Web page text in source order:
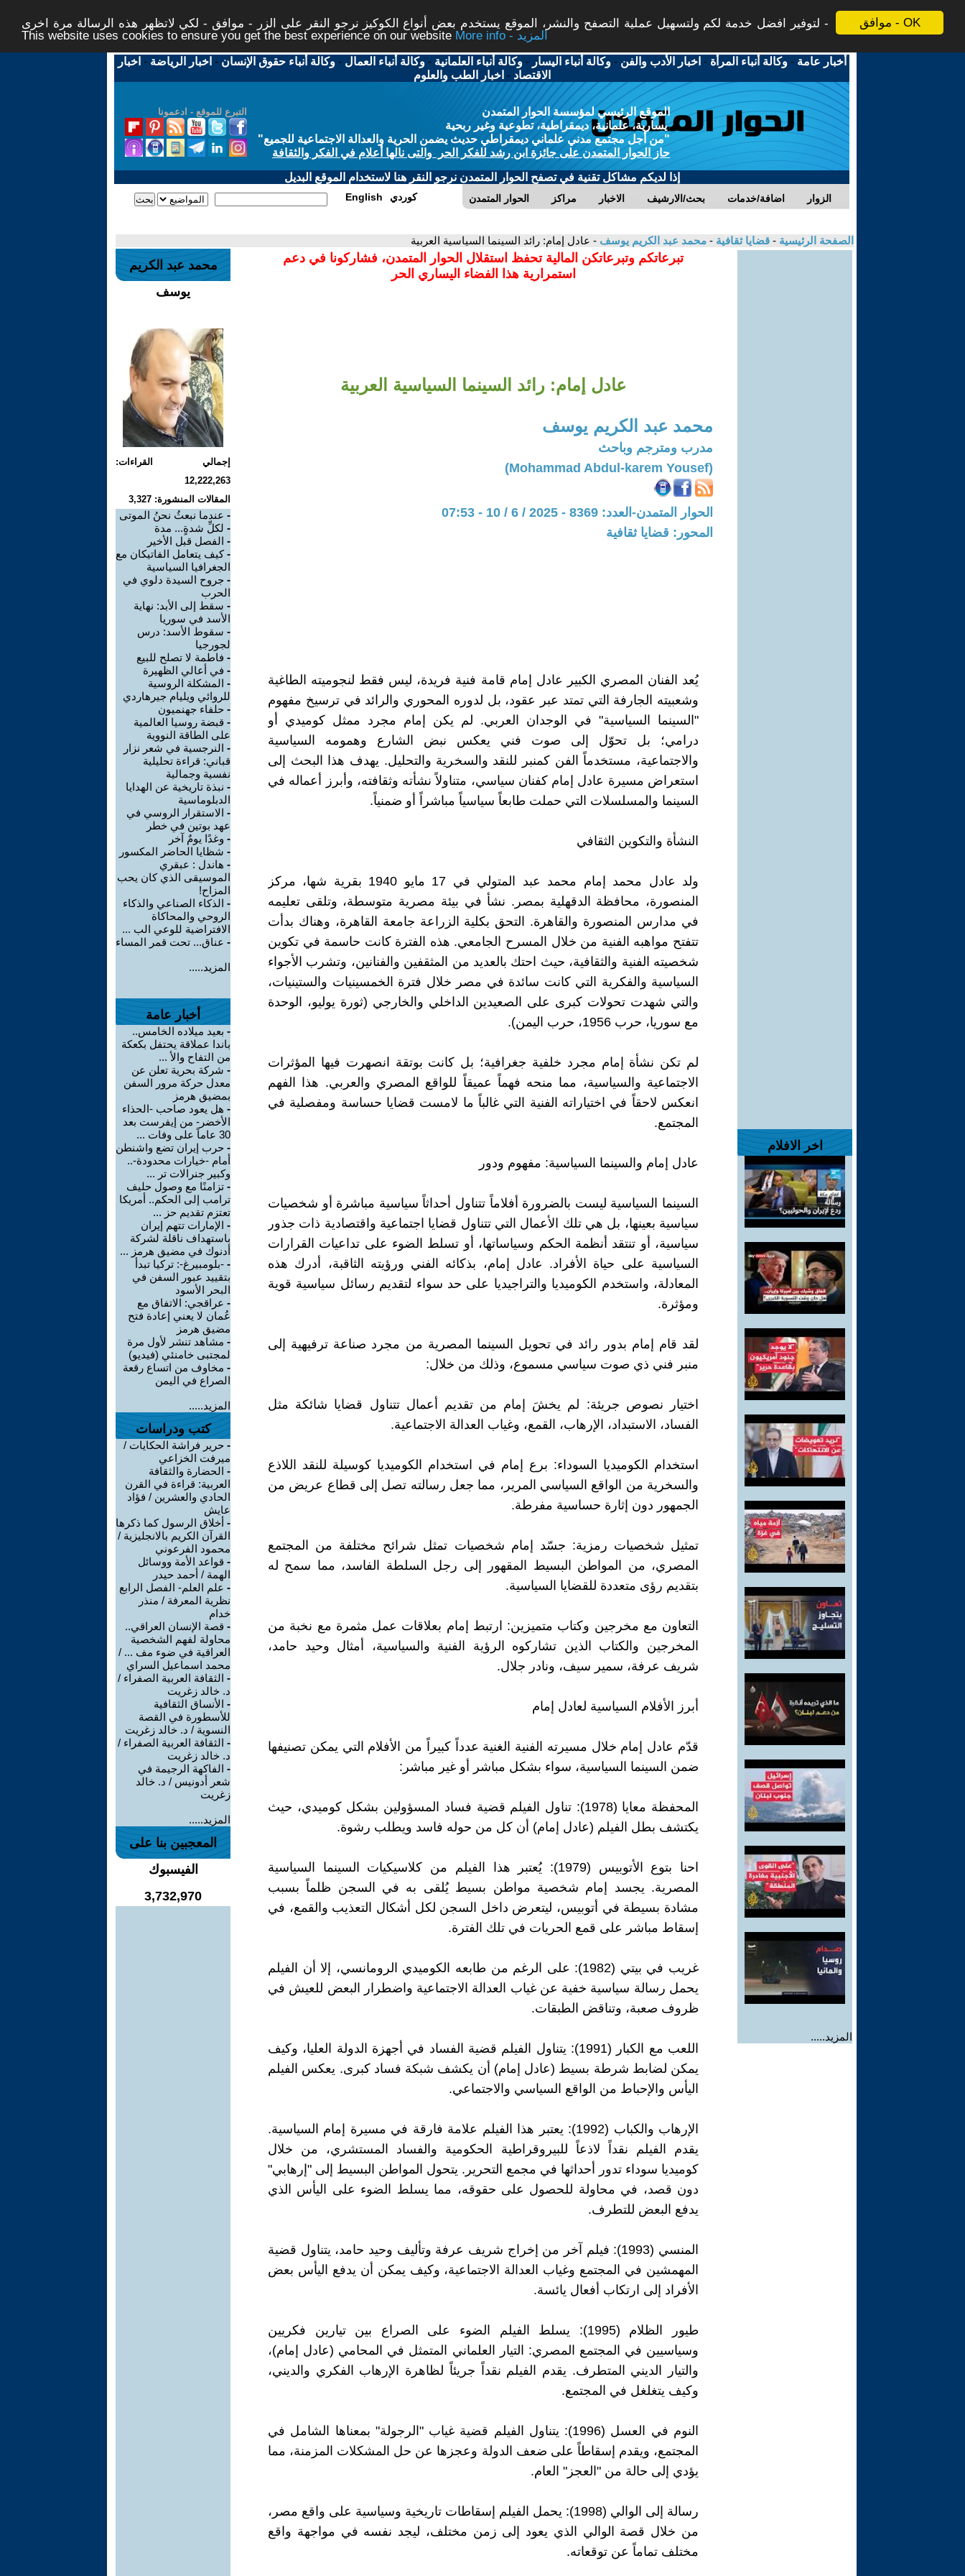
موافق - OK
لتوفير افضل خدمة لكم ولتسهيل عملية التصفح والنشر، الموقع يستخدم بعض أنواع الكوكيز نرجو النقر على الزر - موافق - لكي لاتظهر هذه الرسالة مرة اخرى -
This website uses cookies to ensure you get the best experience on our website
More info - المزيد
أخبار عامة -وكالة أنباء المرأة - اخبار الأدب والفن -وكالة أنباء اليسار -وكالة أنباء العلمانية -وكالة أنباء العمال -وكالة أنباء حقوق الإنسان - اخبار الرياضة - اخبار
الاقتصاد - اخبار الطب والعلوم
التبرع للموقع - ادعمونا
الموقع الرئيسي لمؤسسة الحوار المتمدن
يسارية، علمانية، ديمقراطية، تطوعية وغير ربحية
"من أجل مجتمع مدني علماني ديمقراطي حديث يضمن الحرية والعدالة الاجتماعية للجميع"
حاز الحوار المتمدن على جائزة ابن رشد للفكر الحر والتى نالها أعلام في الفكر والثقافة
إذا لديكم مشاكل تقنية في تصفح الحوار المتمدن نرجو النقر هنا لاستخدام الموقع البديل
الحوار المتمدن مراكز الاخبار بحث/الارشيف اضافة/خدمات الزوار English كوردي
الصفحة الرئيسية - قضايا ثقافية - محمد عبد الكريم يوسف - عادل إمام: رائد السينما السياسية العربية
اخر الافلام
المزيد.....
تبرعاتكم وتبرعاتكن المالية تحفظ استقلال الحوار المتمدن، فشاركونا في دعم
استمرارية هذا الفضاء اليساري الحر
عادل إمام: رائد السينما السياسية العربية
محمد عبد الكريم يوسف
مدرب ومترجم وباحث
(Mohammad Abdul-karem Yousef)
الحوار المتمدن-العدد: 8369 - 2025 / 6 / 10 - 07:53
المحور: قضايا ثقافية
يُعد الفنان المصري الكبير عادل إمام قامة فنية فريدة، ليس فقط لنجوميته الطاغية
وشعبيته الجارفة التي تمتد عبر عقود، بل لدوره المحوري والرائد في ترسيخ مفهوم
"السينما السياسية" في الوجدان العربي. لم يكن إمام مجرد ممثل كوميدي أو
درامي؛ بل تحوّل إلى صوت فني يعكس نبض الشارع وهمومه السياسية
والاجتماعية، مستخدماً الفن كمنبر للنقد والسخرية والتحليل. يهدف هذا البحث إلى
استعراض مسيرة عادل إمام كفنان سياسي، متناولاً نشأته وثقافته، وأبرز أعماله في
السينما والمسلسلات التي حملت طابعاً سياسياً مباشراً أو ضمنياً.
النشأة والتكوين الثقافي
ولد عادل محمد إمام محمد عبد المتولي في 17 مايو 1940 بقرية شها، مركز
المنصورة، محافظة الدقهلية بمصر. نشأ في بيئة مصرية متوسطة، وتلقى تعليمه
في مدارس المنصورة والقاهرة. التحق بكلية الزراعة جامعة القاهرة، وهناك بدأت
تتفتح مواهبه الفنية من خلال المسرح الجامعي. هذه الفترة كانت حاسمة في تكوين
شخصيته الفنية والثقافية، حيث احتك بالعديد من المثقفين والفنانين، وتشرب الأجواء
السياسية والفكرية التي كانت سائدة في مصر خلال فترة الخمسينيات والستينيات،
والتي شهدت تحولات كبرى على الصعيدين الداخلي والخارجي (ثورة يوليو، الوحدة
مع سوريا، حرب 1956، حرب اليمن).
لم تكن نشأة إمام مجرد خلفية جغرافية؛ بل كانت بوتقة انصهرت فيها المؤثرات
الاجتماعية والسياسية، مما منحه فهماً عميقاً للواقع المصري والعربي. هذا الفهم
انعكس لاحقاً في اختياراته الفنية التي غالباً ما لامست قضايا حساسة ومفصلية في
المجتمع.
عادل إمام والسينما السياسية: مفهوم ودور
السينما السياسية ليست بالضرورة أفلاماً تتناول أحداثاً سياسية مباشرة أو شخصيات
سياسية بعينها، بل هي تلك الأعمال التي تتناول قضايا اجتماعية واقتصادية ذات جذور
سياسية، أو تنتقد أنظمة الحكم وسياساتها، أو تسلط الضوء على تداعيات القرارات
السياسية على حياة الأفراد. عادل إمام، بذكائه الفني ورؤيته الثاقبة، أدرك هذه
المعادلة، واستخدم الكوميديا والتراجيديا على حد سواء لتقديم رسائل سياسية قوية
ومؤثرة.
لقد قام إمام بدور رائد في تحويل السينما المصرية من مجرد صناعة ترفيهية إلى
منبر فني ذي صوت سياسي مسموع، وذلك من خلال:
اختيار نصوص جريئة: لم يخشَ إمام من تقديم أعمال تتناول قضايا شائكة مثل
الفساد، الاستبداد، الإرهاب، القمع، وغياب العدالة الاجتماعية.
استخدام الكوميديا السوداء: برع إمام في استخدام الكوميديا كوسيلة للنقد اللاذع
والسخرية من الواقع السياسي المرير، مما جعل رسالته تصل إلى قطاع عريض من
الجمهور دون إثارة حساسية مفرطة.
تمثيل شخصيات رمزية: جسّد إمام شخصيات تمثل شرائح مختلفة من المجتمع
المصري، من المواطن البسيط المقهور إلى رجل السلطة الفاسد، مما سمح له
بتقديم رؤى متعددة للقضايا السياسية.
التعاون مع مخرجين وكتاب متميزين: ارتبط إمام بعلاقات عمل مثمرة مع نخبة من
المخرجين والكتاب الذين تشاركوه الرؤية الفنية والسياسية، أمثال وحيد حامد،
شريف عرفة، سمير سيف، ونادر جلال.
أبرز الأفلام السياسية لعادل إمام
قدّم عادل إمام خلال مسيرته الفنية الغنية عدداً كبيراً من الأفلام التي يمكن تصنيفها
ضمن السينما السياسية، سواء بشكل مباشر أو غير مباشر:
المحفظة معايا (1978): تناول الفيلم قضية فساد المسؤولين بشكل كوميدي، حيث
يكتشف بطل الفيلم (عادل إمام) أن كل من حوله فاسد ويطلب رشوة.
احنا بتوع الأتوبيس (1979): يُعتبر هذا الفيلم من كلاسيكيات السينما السياسية
المصرية. يجسد إمام شخصية مواطن بسيط يُلقى به في السجن ظلماً بسبب
مشادة بسيطة في أتوبيس، ليتعرض داخل السجن لكل أشكال التعذيب والقمع، في
إسقاط مباشر على قمع الحريات في تلك الفترة.
غريب في بيتي (1982): على الرغم من طابعه الكوميدي الرومانسي، إلا أن الفيلم
يحمل رسالة سياسية خفية عن غياب العدالة الاجتماعية واضطرار البعض للعيش في
ظروف صعبة، وتناقض الطبقات.
اللعب مع الكبار (1991): يتناول الفيلم قضية الفساد في أجهزة الدولة العليا، وكيف
يمكن لضابط شرطة بسيط (عادل إمام) أن يكشف شبكة فساد كبرى. يعكس الفيلم
اليأس والإحباط من الواقع السياسي والاجتماعي.
الإرهاب والكباب (1992): يعتبر هذا الفيلم علامة فارقة في مسيرة إمام السياسية.
يقدم الفيلم نقداً لاذعاً للبيروقراطية الحكومية والفساد المستشري، من خلال
كوميديا سوداء تدور أحداثها في مجمع التحرير. يتحول المواطن البسيط إلى "إرهابي"
دون قصد، في محاولة للحصول على حقوقه، مما يسلط الضوء على اليأس الذي
يدفع البعض للتطرف.
المنسي (1993): فيلم آخر من إخراج شريف عرفة وتأليف وحيد حامد، يتناول قضية
المهمشين في المجتمع وغياب العدالة الاجتماعية، وكيف يمكن أن يدفع اليأس بعض
الأفراد إلى ارتكاب أفعال يائسة.
طيور الظلام (1995): يسلط الفيلم الضوء على الصراع بين تيارين فكريين
وسياسيين في المجتمع المصري: التيار العلماني المتمثل في المحامي (عادل إمام)،
والتيار الديني المتطرف. يقدم الفيلم نقداً جريئاً لظاهرة الإرهاب الفكري والديني،
وكيف يتغلغل في المجتمع.
النوم في العسل (1996): يتناول الفيلم قضية غياب "الرجولة" بمعناها الشامل في
المجتمع، ويقدم إسقاطاً على ضعف الدولة وعجزها عن حل المشكلات المزمنة، مما
يؤدي إلى حالة من "العجز" العام.
رسالة إلى الوالي (1998): يحمل الفيلم إسقاطات تاريخية وسياسية على واقع مصر،
من خلال قصة الوالي الذي يعود إلى زمن مختلف، ليجد نفسه في مواجهة واقع
مختلف تماماً عن توقعاته.
محمد عبد الكريم
يوسف
إجمالي القراءات:
12,222,263
المقالات المنشورة: 3,327
- عندما نبعثُ نحنُ الموتى
- لكلِّ شدةٍ... مدة
- الفصل قبل الأخير
-كيف يتعامل الفاتيكان مع
الجغرافيا السياسية
- جروح السيدة دلوي في
الحرب
- سقط إلى الأبد: نهاية
الأسد في سوريا
- سقوط الأسد: درس
لجورجيا
- فاطمة لا تصلح للبيع
- في أعالي الظهيرة
- المشكلة الروسية
للروائي ويليام جيرهاردي
- حلفاء جهنميون
- قبضة روسيا العالمية
على الطاقة النووية
- النرجسية في شعر نزار
قباني: قراءة تحليلية
نفسية وجمالية
- نبذة تاريخية عن الهدايا
الدبلوماسية
- الاستقرار الروسي في
عهد بوتين في خطر
- وغدًا يومٌ آخر
- شظايا الحاضر المكسور
- هاندل : عبقري
الموسيقى الذي كان يحب
المزاح!
- الذكاء الصناعي والذكاء
الروحي والمحاكاة
الافتراضية للوعي الب ...
- عناق... تحت قمر المساء
المزيد.....
أخبار عامة
- بعيد ميلاده الخامس..
باندا عملاقة يحتفل بكعكة
من التفاح والأ ...
- شركة بحرية تعلن عن
معدل حركة مرور السفن
بمضيق هرمز
- هل يعود صاحب -الحذاء
الأخضر- من إيفرست بعد
30 عاماً على وفات ...
- حرب إيران تضع واشنطن
أمام -خيارات محدودة-..
وكبير جنرالات تر ...
- تزامنًا مع وصول حليف
ترامب إلى الحكم.. أمريكا
تعتزم تقديم حز ...
- الإمارات تتهم إيران
باستهداف ناقلة لشركة
أدنوك في مضيق هرمز ...
- -بلومبيرغ-: تركيا تبدأ
بتقييد عبور السفن في
البحر الأسود
- عراقجي: الاتفاق مع
عُمان لا يعني إعادة فتح
مضيق هرمز
- مشاهد تنشر لأول مرة
لمجتبى خامنئي (فيديو)
- مخاوف من اتساع رقعة
الصراع في اليمن
المزيد.....
كتب ودراسات
- حرير فراشة الحكايات /
ميرفت الخزاعي
- الحضارة والثقافة
العربية: قراءة في القرن
الحادي والعشرين / فؤاد
عايش
- أخلاق الرسول كما ذكرها
القرآن الكريم بالانجليزية /
محمود الفرعوني
- قواعد الأمة ووسائل
الهمة / أحمد حيدر
- علم العلم- الفصل الرابع
نظرية المعرفة / منذر
خدام
- قصة الإنسان العراقي..
محاولة لفهم الشخصية
العراقية في ضوء مف ... /
محمد اسماعيل السراي
- الثقافة العربية الصفراء /
د. خالد زغريت
- الأنساق الثقافية
للأسطورة في القصة
النسوية / د. خالد زغريت
- الثقافة العربية الصفراء /
د. خالد زغريت
- الفاكهة الرجيمة في
شعر أدونيس / د. خالد
زغريت
المزيد.....
المعجبين بنا على
الفيسبوك
3,732,970